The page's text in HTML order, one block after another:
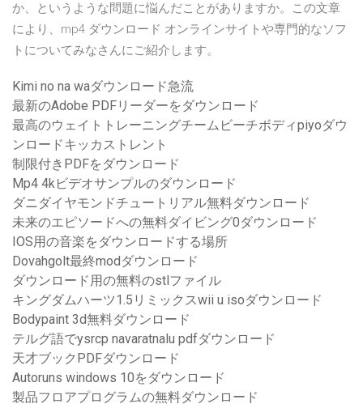
か、というような問題に悩んだことがありますか。この文章
により、mp4 ダウンロード オンラインサイトや専門的なソフ
トについてみなさんにご紹介します。
Kimi no na waダウンロード急流
最新のAdobe PDFリーダーをダウンロード
最高のウェイトトレーニングチームビーチボディpiyoダウ
ンロードキッカストレント
制限付きPDFをダウンロード
Mp4 4kビデオサンプルのダウンロード
ダニダイヤモンドチュートリアル無料ダウンロード
未来のエピソードへの無料ダイビング0ダウンロード
IOS用の音楽をダウンロードする場所
Dovahgolt最終modダウンロード
ダウンロード用の無料のstlファイル
キングダムハーツ1.5リミックスwii u isoダウンロード
Bodypaint 3d無料ダウンロード
テルグ語でysrcp navaratnalu pdfダウンロード
天才ブックPDFダウンロード
Autoruns windows 10をダウンロード
製品フロアプログラムの無料ダウンロード